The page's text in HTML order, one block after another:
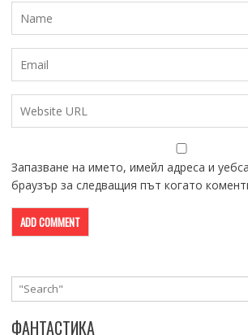
Запазване на името, имейл адреса и
браузър за следващия път когато
ФАНТАСТИКА